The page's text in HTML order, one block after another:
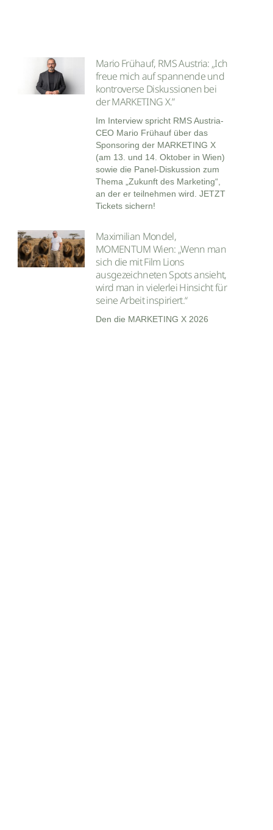
Mario Frühauf, RMS Austria: „Ich
freue mich auf spannende und
kontroverse Diskussionen bei
der MARKETING X.”
Im Interview spricht RMS Austria-
CEO Mario Frühauf über das
Sponsoring der MARKETING X
(am 13. und 14. Oktober in Wien)
sowie die Panel-Diskussion zum
Thema „Zukunft des Marketing“,
an der er teilnehmen wird. JETZT
Tickets sichern!
Maximilian Mondel,
MOMENTUM Wien: „Wenn man
sich die mit Film Lions
ausgezeichneten Spots ansieht,
wird man in vielerlei Hinsicht für
seine Arbeit inspiriert.“
Den die MARKETING X 2026